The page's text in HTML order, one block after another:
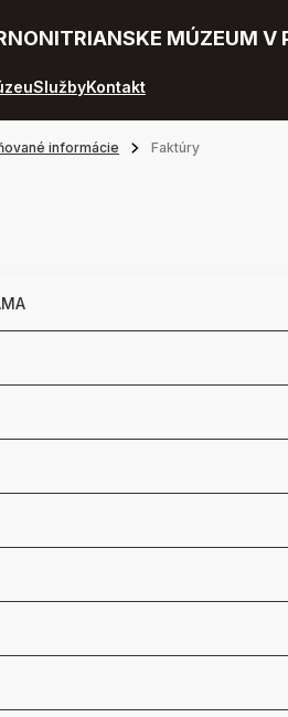
MÚZEUM V
SlužbyKontakt
informácie Faktúry